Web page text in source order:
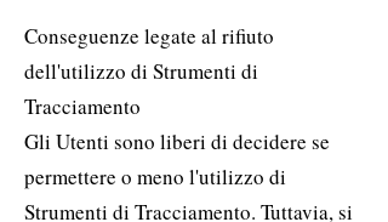
Conseguenze legate al rifiuto
dell'utilizzo di Strumenti di
Tracciamento
Gli Utenti sono liberi di decidere se
permettere o meno l'utilizzo di
Strumenti di Tracciamento. Tuttavia, si